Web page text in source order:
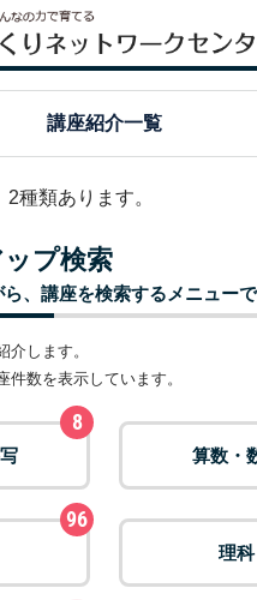
講座紹介一覧
種類あります。
プ検索
ら、講座を検索するメニューで
介します。
数を表示しています。
8
算数・
96
理科